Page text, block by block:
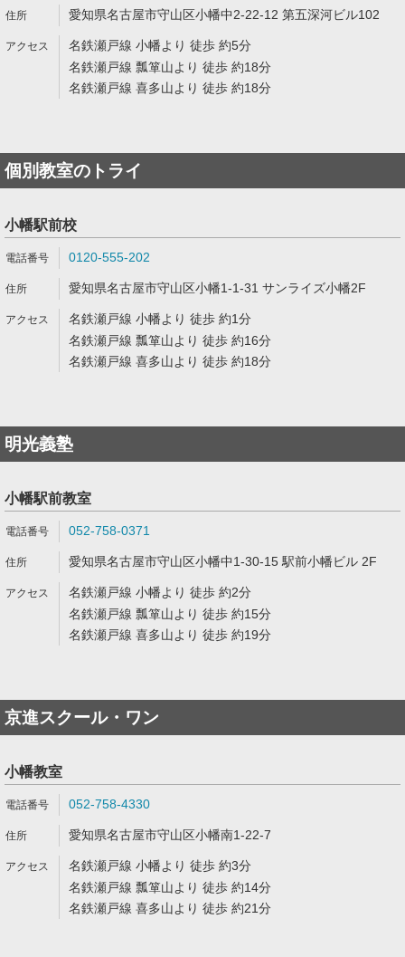
愛知県名古屋市守山区小幡中2-22-12 第五深河ビル102
名鉄瀬戸線 小幡より 徒歩 約5分
名鉄瀬戸線 瓢箪山より 徒歩 約18分
名鉄瀬戸線 喜多山より 徒歩 約18分
個別教室のトライ
小幡駅前校
0120-555-202
愛知県名古屋市守山区小幡1-1-31 サンライズ小幡2F
名鉄瀬戸線 小幡より 徒歩 約1分
名鉄瀬戸線 瓢箪山より 徒歩 約16分
名鉄瀬戸線 喜多山より 徒歩 約18分
明光義塾
小幡駅前教室
052-758-0371
愛知県名古屋市守山区小幡中1-30-15 駅前小幡ビル 2F
名鉄瀬戸線 小幡より 徒歩 約2分
名鉄瀬戸線 瓢箪山より 徒歩 約15分
名鉄瀬戸線 喜多山より 徒歩 約19分
京進スクール・ワン
小幡教室
052-758-4330
愛知県名古屋市守山区小幡南1-22-7
名鉄瀬戸線 小幡より 徒歩 約3分
名鉄瀬戸線 瓢箪山より 徒歩 約14分
名鉄瀬戸線 喜多山より 徒歩 約21分